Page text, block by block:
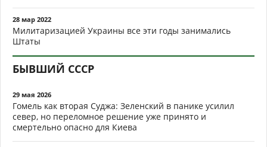
28 мар 2022
Милитаризацией Украины все эти годы занимались
Штаты
БЫВШИЙ СССР
29 мая 2026
Гомель как вторая Суджа: Зеленский в панике усилил
север, но переломное решение уже принято и
смертельно опасно для Киева